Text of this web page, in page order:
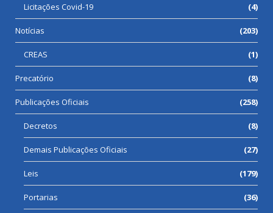
Licitações Covid-19 (4)
Notícias (203)
CREAS (1)
Precatório (8)
Publicações Oficiais (258)
Decretos (8)
Demais Publicações Oficiais (27)
Leis (179)
Portarias (36)